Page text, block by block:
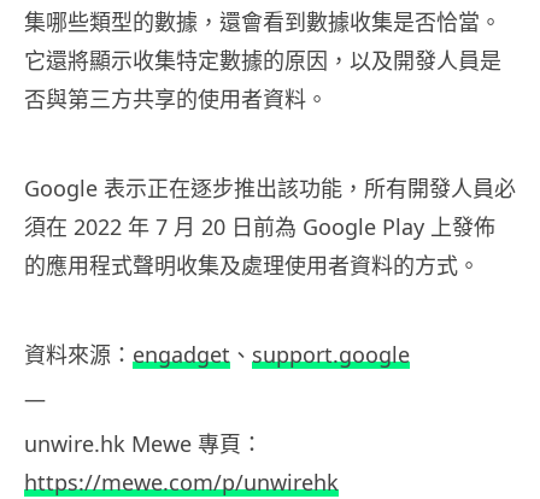
集哪些類型的數據，還會看到數據收集是否恰當。
它還將顯示收集特定數據的原因，以及開發人員是
否與第三方共享的使用者資料。
Google 表示正在逐步推出該功能，所有開發人員必
須在 2022 年 7 月 20 日前為 Google Play 上發佈
的應用程式聲明收集及處理使用者資料的方式。
資料來源： engadget 、 support.google
—
unwire.hk Mewe 專頁：
https://mewe.com/p/unwirehk